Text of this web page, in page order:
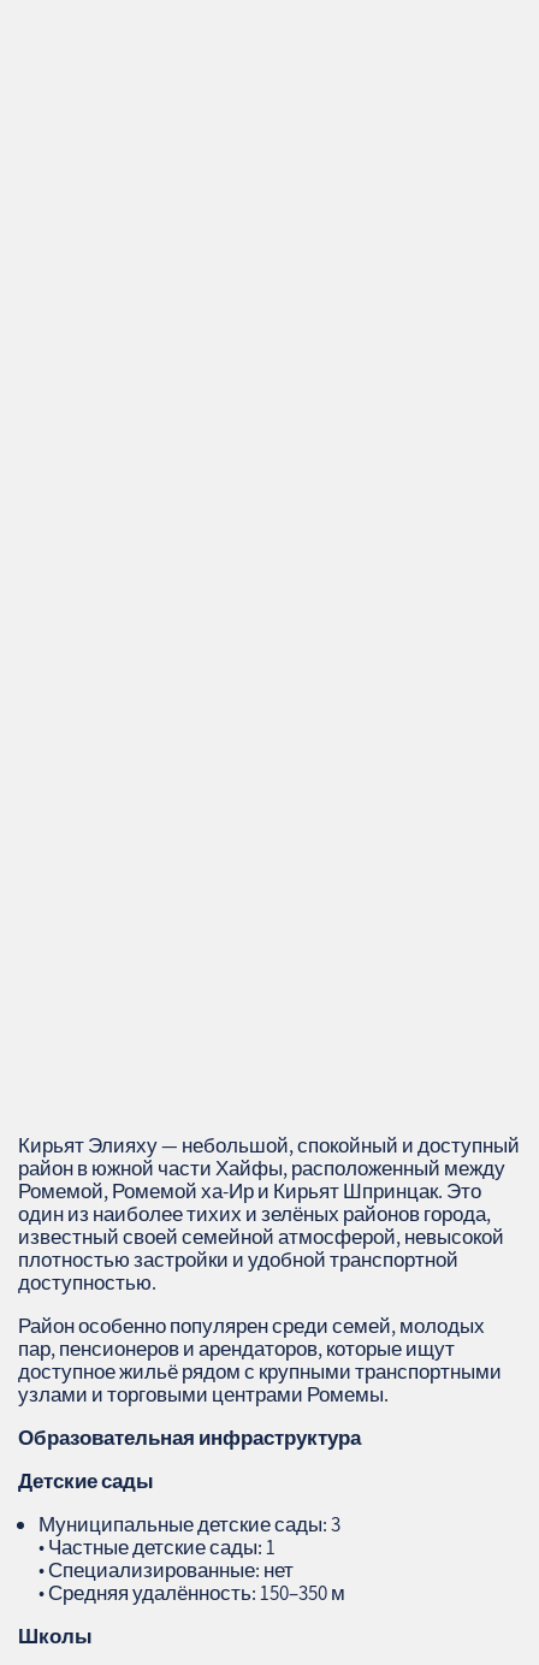
Кирьят Элияху — небольшой, спокойный и доступный
район в южной части Хайфы, расположенный между
Ромемой, Ромемой ха‑Ир и Кирьят Шпринцак. Это
один из наиболее тихих и зелёных районов города,
известный своей семейной атмосферой, невысокой
плотностью застройки и удобной транспортной
доступностью.
Район особенно популярен среди семей, молодых
пар, пенсионеров и арендаторов, которые ищут
доступное жильё рядом с крупными транспортными
узлами и торговыми центрами Ромемы.
Образовательная инфраструктура
Детские сады
Муниципальные детские сады: 3
• Частные детские сады: 1
• Специализированные: нет
• Средняя удалённость: 150–350 м
Школы